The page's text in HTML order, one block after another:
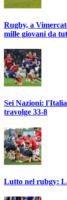
Rugby, a
mille giovani da
Sei Nazioni:
travolge 33-8
Lutto nel rubgy: